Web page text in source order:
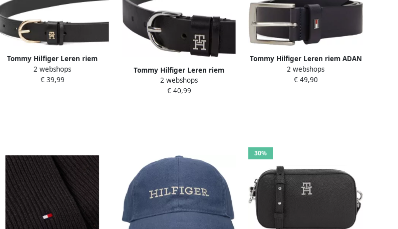
Tommy Hilfiger Leren riem
ESSENTIAL EFFORTLESS 2.5 GOLD
Logo-embleem zachte haptiek
2 webshops
€ 39,99
Tommy Hilfiger Leren riem
ESSENTIAL EFFORTLESS 2.5 SILVER
Eenvoudige doornsluiting
2 webshops
€ 40,99
Tommy Hilfiger Leren riem ADAN
3.5 EXT Metalen logopatch
eenvoudige doornsluiting
2 webshops
€ 49,90
30%